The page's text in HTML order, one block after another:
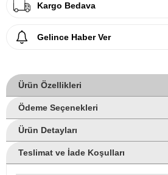
Kargo Bedava
Gelince Haber Ver
Ürün Özellikleri
Ödeme Seçenekleri
Ürün Detayları
Teslimat ve İade Koşulları